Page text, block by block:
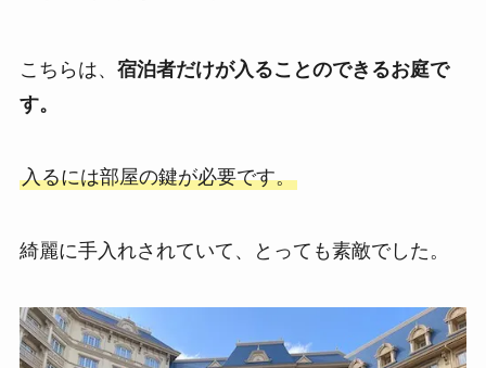
こちらは、 宿泊者だけが入ることのできるお庭で
す。
入るには部屋の鍵が必要です。
綺麗に手入れされていて、とっても素敵でした。